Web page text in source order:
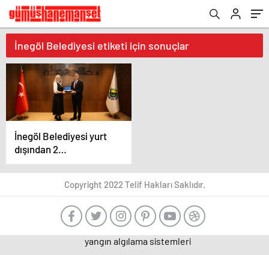
İnegöl Belediyesi etiketi için sonuçlar
İnegöl Belediyesi yurt
dışından 2
üniversiteyle protokol
imzaladı
Copyright 2022 Telif Hakları Saklıdır.
yangın algılama sistemleri